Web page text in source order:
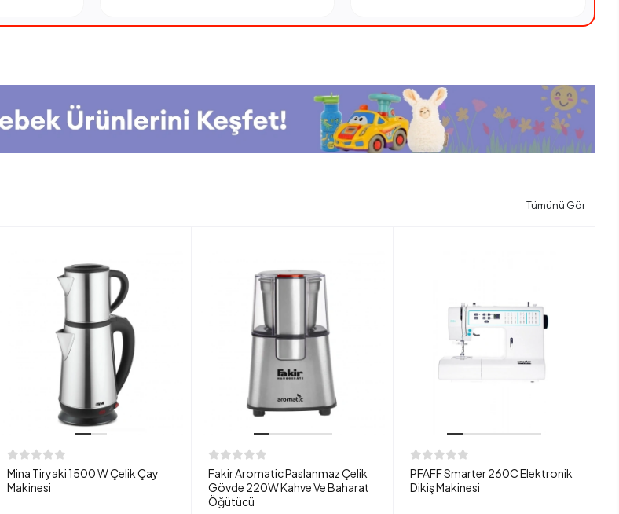
Tümünü Gör
Mina Tiryaki 1500 W Çelik Çay
Makinesi
Fakir Aromatic Paslanmaz Çelik
Gövde 220W Kahve Ve Baharat
Öğütücü
PFAFF Smarter 260C Elektronik
Dikiş Makinesi